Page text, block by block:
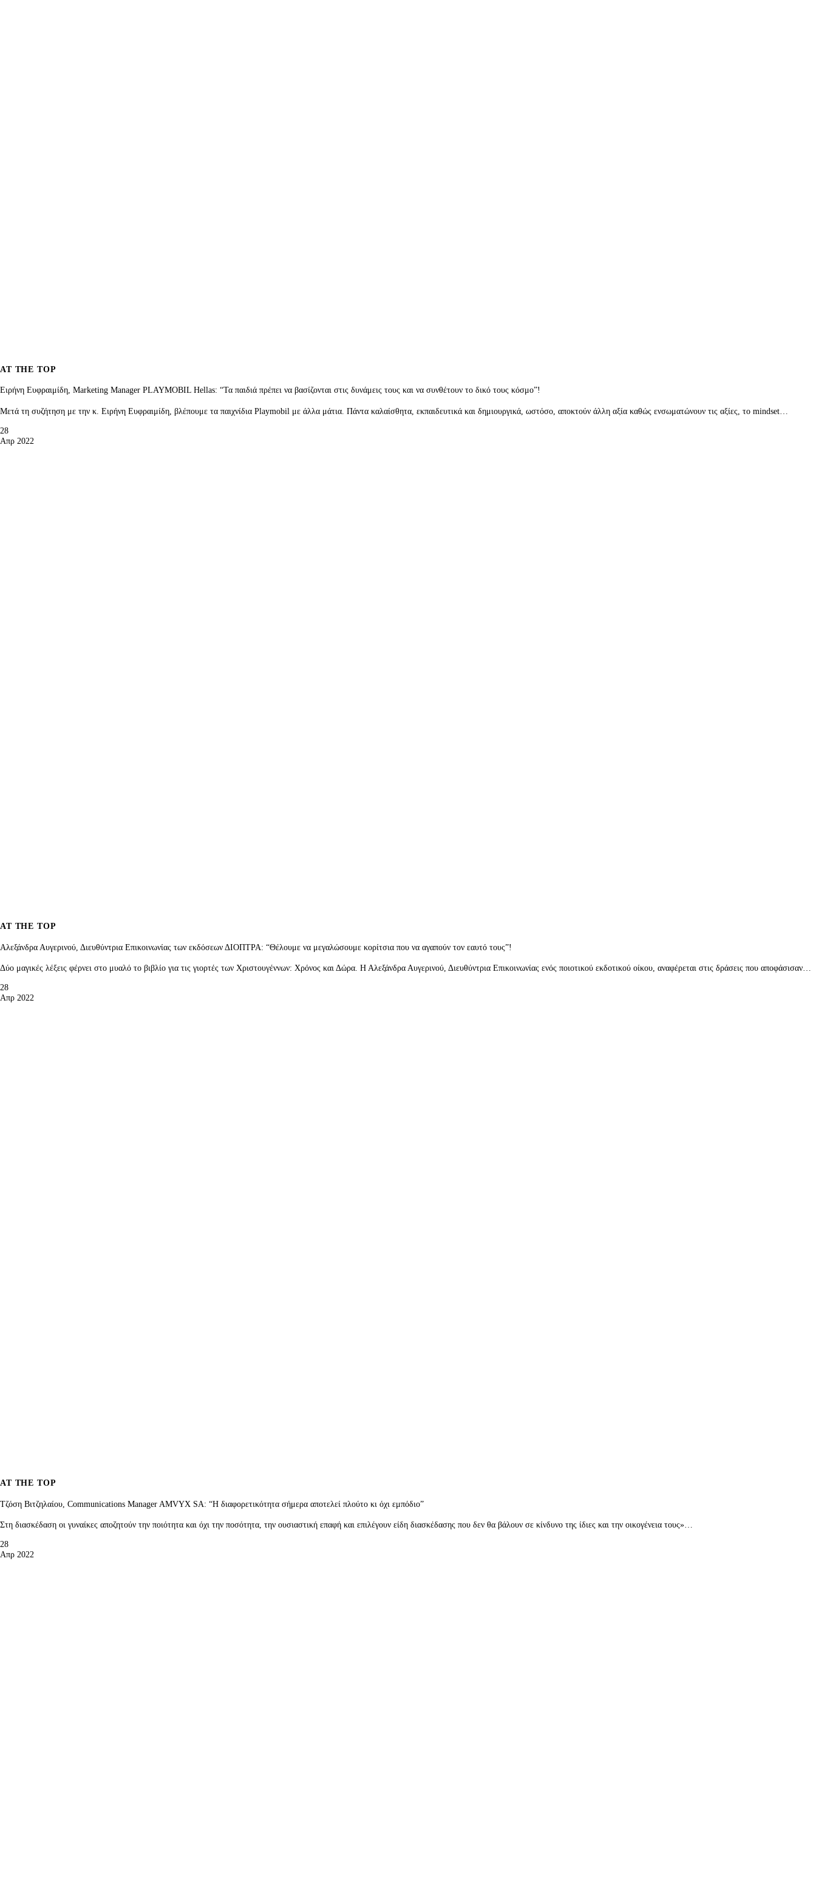
AT THE TOP
Ειρήνη Ευφραιμίδη, Marketing Manager PLAYMOBIL Hellas: “Τα παιδιά πρέπει να βασίζονται στις δυνάμεις τους και να συνθέτουν το δικό τους κόσμο”!
Mετά τη συζήτηση με την κ. Ειρήνη Ευφραιμίδη, βλέπουμε τα παιχνίδια Playmobil με άλλα μάτια. Πάντα καλαίσθητα, εκπαιδευτικά και δημιουργικά, ωστόσο, αποκτούν άλλη αξία καθώς ενσωματώνουν τις αξίες, το mindset…
28
Απρ 2022
AT THE TOP
Αλεξάνδρα Αυγερινού, Διευθύντρια Επικοινωνίας των εκδόσεων ΔΙΟΠΤΡΑ: “Θέλουμε να μεγαλώσουμε κορίτσια που να αγαπούν τον εαυτό τους”!
Δύο μαγικές λέξεις φέρνει στο μυαλό το βιβλίο για τις γιορτές των Χριστουγέννων: Χρόνος και Δώρα. Η Αλεξάνδρα Αυγερινού, Διευθύντρια Επικοινωνίας ενός ποιοτικού εκδοτικού οίκου, αναφέρεται στις δράσεις που αποφάσισαν…
28
Απρ 2022
AT THE TOP
Τζόση Βιτζηλαίου, Communications Manager AMVYX SA: “H διαφορετικότητα σήμερα αποτελεί πλούτο κι όχι εμπόδιο”
Στη διασκέδαση οι γυναίκες αποζητούν την ποιότητα και όχι την ποσότητα, την ουσιαστική επαφή και επιλέγουν είδη διασκέδασης που δεν θα βάλουν σε κίνδυνο της ίδιες και την οικογένεια τους»…
28
Απρ 2022